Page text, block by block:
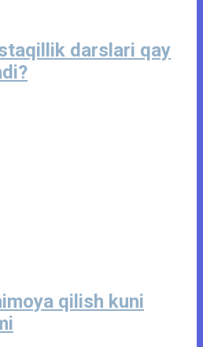
darslari qay
qilish kuni